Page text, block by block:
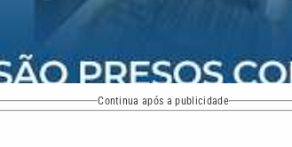
Continua após a publicidade